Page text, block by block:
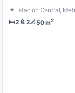
⌖
🛏️2 🚿 2📐 50 m2